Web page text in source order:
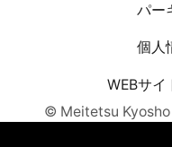
パー
個人
WEBサイ
© Meitetsu